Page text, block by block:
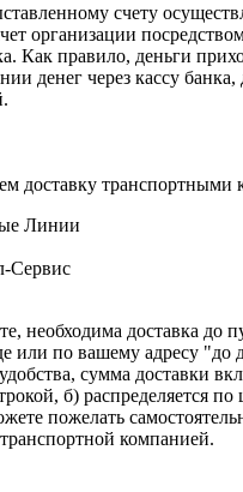
счету
организации
Как правило, деньги
денег через кассу
доставку транспортными
Линии
Сервис
необходима доставка до
или по вашему адресу "до
сумма доставки
б) распределяется по
пожелать
компанией.